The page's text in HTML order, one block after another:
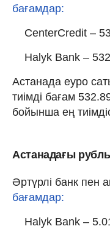
бағамдар:
CenterCredit –
Halyk Bank –
Астанада еуро
тиімді бағам
бойынша ең
Астанадағы
Әртүрлі банк пен
бағамдар:
Halyk Bank –